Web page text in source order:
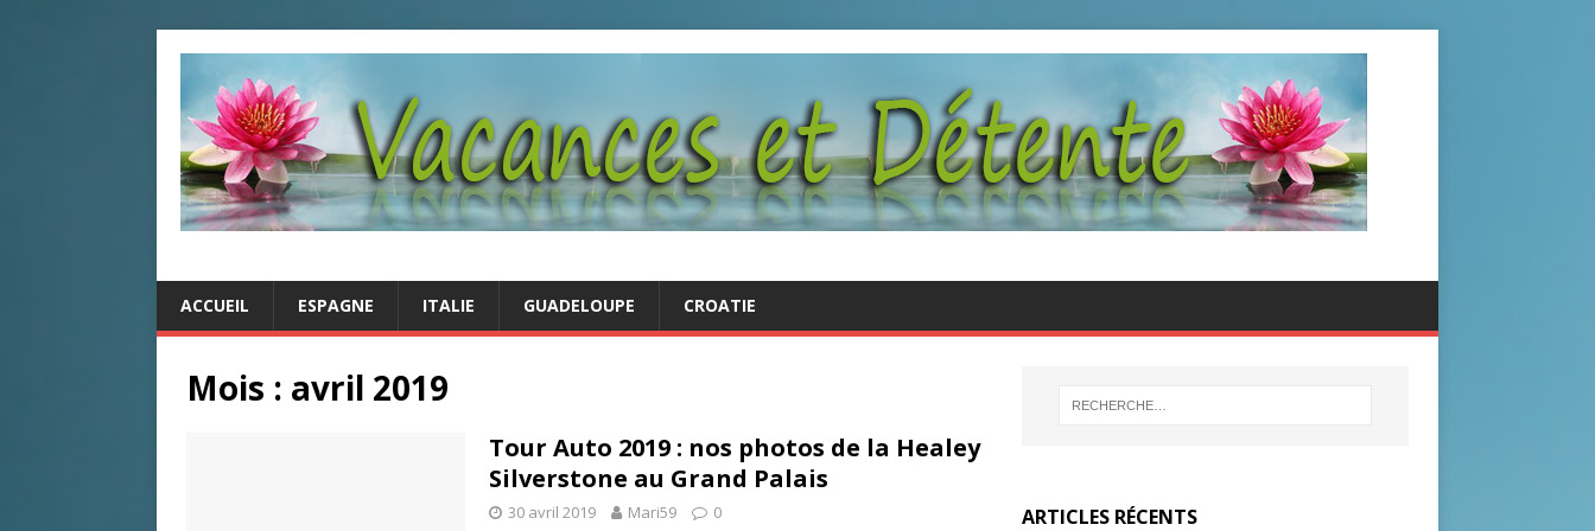
ACCUEIL ESPAGNE ITALIE GUADELOUPE CROATIE
Mois : avril 2019
Tour Auto 2019 : nos photos de la Healey
Silverstone au Grand Palais
30 avril 2019 Mari59 0 ARTICLES RÉCENTS